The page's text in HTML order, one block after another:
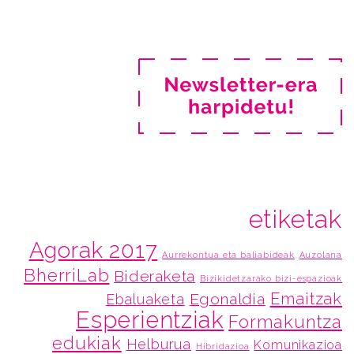
etiketak
Agorak 2017 Aurrekontua eta baliabideak Auzolana
BherriLab Bideraketa Bizikidetzarako bizi-espazioak
Ebaluaketa Egonaldia Emaitzak
Esperientziak Formakuntza
edukiak Helburua Hibridazioa Komunikazioa